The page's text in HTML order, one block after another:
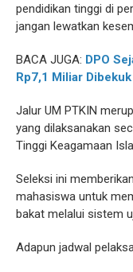
pendidikan tinggi di
jangan lewatkan
BACA JUGA: DPO
Rp7,1 Miliar
Jalur UM PTKIN
yang dilaksanakan
Tinggi Keagamaan
Seleksi ini
mahasiswa untuk
bakat melalui sistem
Adapun jadwal